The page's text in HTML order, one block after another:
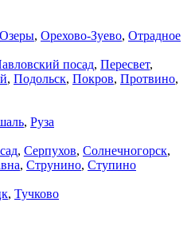
Озеры, Орехово-Зуево, Отрадное
посад, Пересвет,
, Подольск, Покров, Протвино,
, Руза
, Серпухов, Солнечногорск,
, Струнино, Ступино
, Тучково